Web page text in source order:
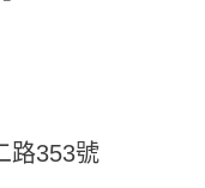
路353號